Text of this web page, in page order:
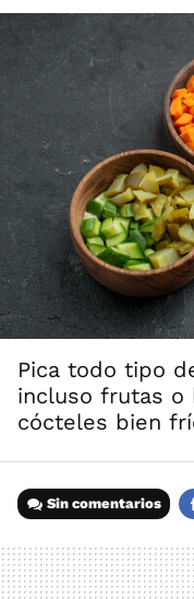
Pica todo tipo
incluso frutas o
cócteles bien
Sin comentarios